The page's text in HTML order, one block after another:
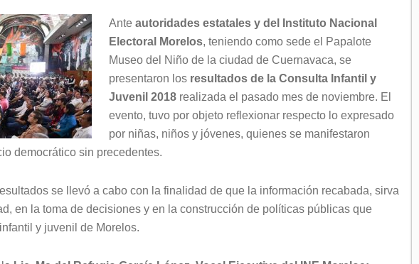
Ante autoridades estatales y del Instituto Nacional
Electoral Morelos, teniendo como sede el Papalote
Museo del Niño de la ciudad de Cuernavaca, se
presentaron los resultados de la Consulta Infantil y
Juvenil 2018 realizada el pasado mes de noviembre. El
evento, tuvo por objeto reflexionar respecto lo expresado
por niñas, niños y jóvenes, quienes se manifestaron
democrático sin precedentes.
se llevó a cabo con la finalidad de que la información recabada, sirva
en la toma de decisiones y en la construcción de políticas públicas que
y juvenil de Morelos.